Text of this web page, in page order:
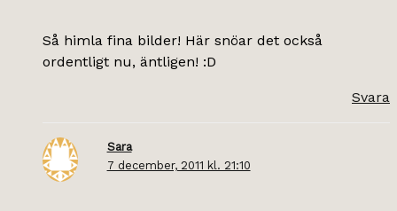
Så himla fina bilder! Här snöar det också
ordentligt nu, äntligen! :D
Svara
Sara
7 december, 2011 kl. 21:10